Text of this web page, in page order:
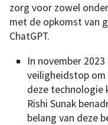
zorg voor zowel
met de opkomst van
ChatGPT.
In november
veiligheidstop om
deze technologie
Rishi Sunak
belang van deze